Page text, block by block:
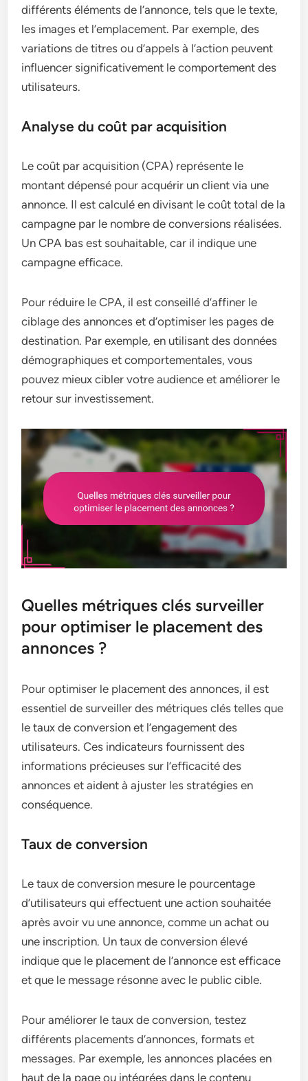
différents éléments de l’annonce, tels que le texte,
les images et l’emplacement. Par exemple, des
variations de titres ou d’appels à l’action peuvent
influencer significativement le comportement des
utilisateurs.
Analyse du coût par acquisition
Le coût par acquisition (CPA) représente le
montant dépensé pour acquérir un client via une
annonce. Il est calculé en divisant le coût total de la
campagne par le nombre de conversions réalisées.
Un CPA bas est souhaitable, car il indique une
campagne efficace.
Pour réduire le CPA, il est conseillé d’affiner le
ciblage des annonces et d’optimiser les pages de
destination. Par exemple, en utilisant des données
démographiques et comportementales, vous
pouvez mieux cibler votre audience et améliorer le
retour sur investissement.
Quelles métriques clés surveiller
pour optimiser le placement des
annonces ?
Pour optimiser le placement des annonces, il est
essentiel de surveiller des métriques clés telles que
le taux de conversion et l’engagement des
utilisateurs. Ces indicateurs fournissent des
informations précieuses sur l’efficacité des
annonces et aident à ajuster les stratégies en
conséquence.
Taux de conversion
Le taux de conversion mesure le pourcentage
d’utilisateurs qui effectuent une action souhaitée
après avoir vu une annonce, comme un achat ou
une inscription. Un taux de conversion élevé
indique que le placement de l’annonce est efficace
et que le message résonne avec le public cible.
Pour améliorer le taux de conversion, testez
différents placements d’annonces, formats et
messages. Par exemple, les annonces placées en
haut de la page ou intégrées dans le contenu